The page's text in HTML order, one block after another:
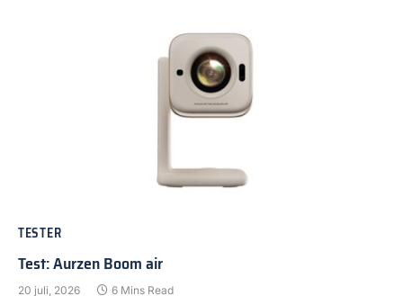
TESTER
Test: Aurzen Boom air
20 juli, 2026 6 Mins Read